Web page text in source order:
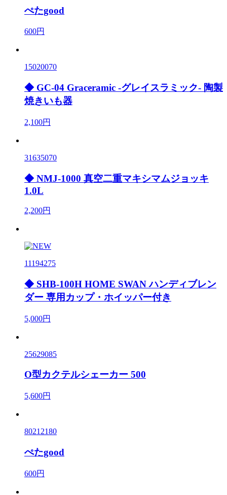
ぺたgood
600円
15020070
◆ GC-04 Graceramic -グレイスラミック- 陶製
焼きいも器
2,100円
31635070
◆ NMJ-1000 真空二重マキシマムジョッキ
1.0L
2,200円
11194275
◆ SHB-100H HOME SWAN ハンディブレン
ダー 専用カップ・ホイッパー付き
5,000円
25629085
O型カクテルシェーカー 500
5,600円
80212180
ぺたgood
600円